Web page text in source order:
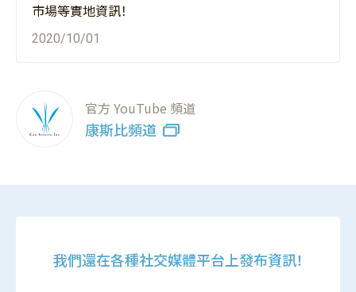
市場等實地資訊！
2020/10/01
官方 YouTube 頻道
康斯比頻道
我們還在各種社交媒體平台上發布資訊！